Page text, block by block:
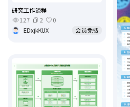
研究工作流程
127
2
0
EDxjkKUX
会员免费